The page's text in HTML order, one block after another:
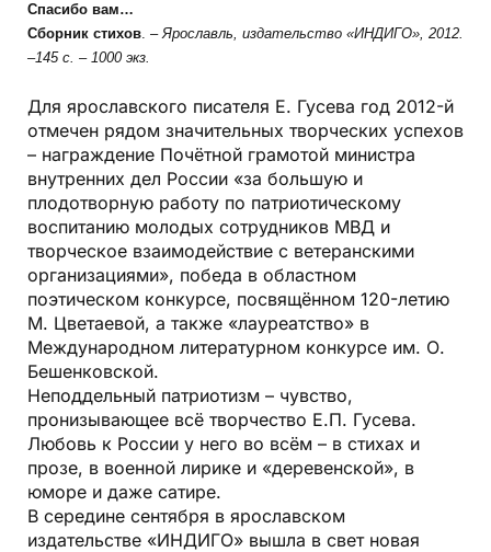
Спасибо вам…
Сборник стихов. – Ярославль, издательство «ИНДИГО», 2012.
–145 с. – 1000 экз.
Для ярославского писателя Е. Гусева год 2012-й
отмечен рядом значительных творческих успехов
– награждение Почётной грамотой министра
внутренних дел России «за большую и
плодотворную работу по патриотическому
воспитанию молодых сотрудников МВД и
творческое взаимодействие с ветеранскими
организациями», победа в областном
поэтическом конкурсе, посвящённом 120-летию
М. Цветаевой, а также «лауреатство» в
Международном литературном конкурсе им. О.
Бешенковской.
Неподдельный патриотизм – чувство,
пронизывающее всё творчество Е.П. Гусева.
Любовь к России у него во всём – в стихах и
прозе, в военной лирике и «деревенской», в
юморе и даже сатире.
В середине сентября в ярославском
издательстве «ИНДИГО» вышла в свет новая